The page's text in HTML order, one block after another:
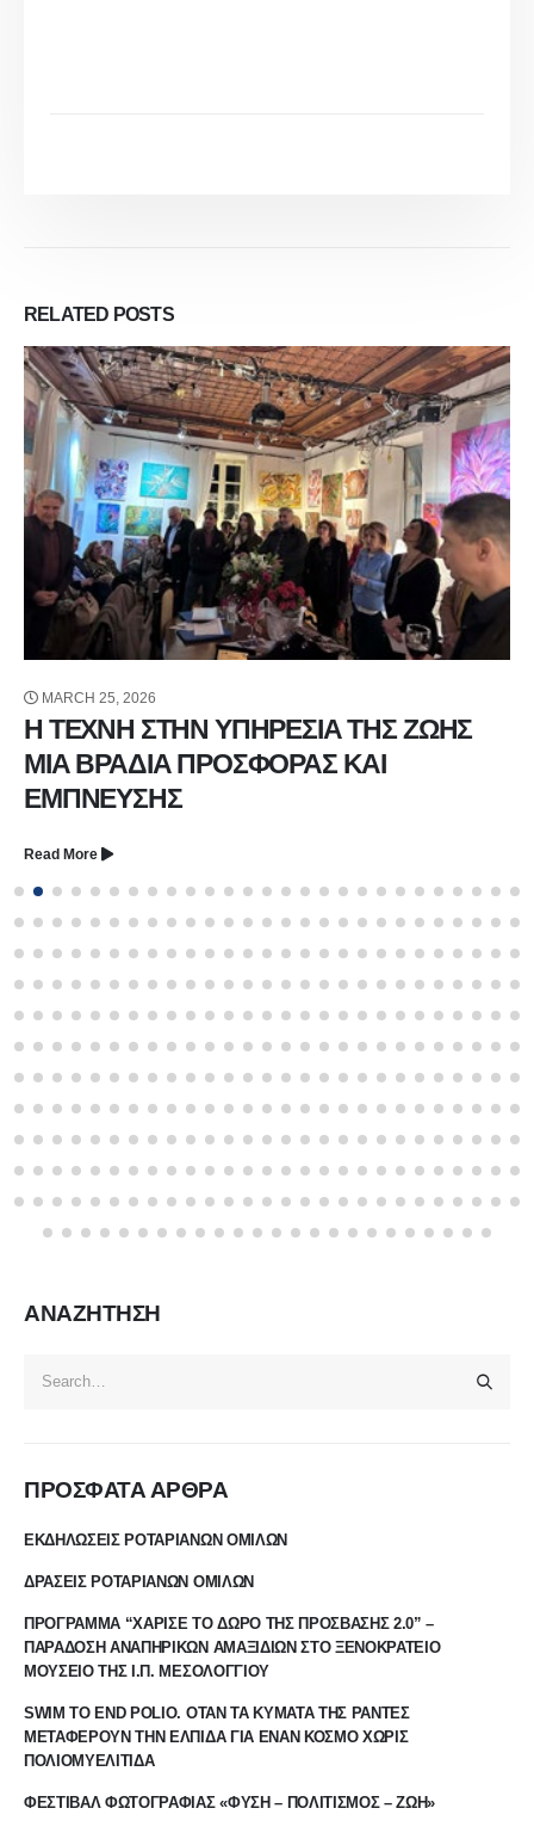
RELATED POSTS
MARCH 25, 2026
Η ΤΕΧΝΗ ΣΤΗΝ ΥΠΗΡΕΣΙΑ ΤΗΣ ΖΩΗΣ
ΜΙΑ ΒΡΑΔΙΑ ΠΡΟΣΦΟΡΑΣ ΚΑΙ
ΕΜΠΝΕΥΣΗΣ
Read More
ΑΝΑΖΗΤΗΣΗ
ΠΡΟΣΦΑΤΑ ΑΡΘΡΑ
ΕΚΔΗΛΩΣΕΙΣ ΡΟΤΑΡΙΑΝΩΝ ΟΜΙΛΩΝ
ΔΡΑΣΕΙΣ ΡΟΤΑΡΙΑΝΩΝ ΟΜΙΛΩΝ
ΠΡΟΓΡΑΜΜΑ “ΧΑΡΙΣΕ ΤΟ ΔΩΡΟ ΤΗΣ ΠΡΟΣΒΑΣΗΣ 2.0” –
ΠΑΡΑΔΟΣΗ ΑΝΑΠΗΡΙΚΩΝ ΑΜΑΞΙΔΙΩΝ ΣΤΟ ΞΕΝΟΚΡΑΤΕΙΟ
ΜΟΥΣΕΙΟ ΤΗΣ Ι.Π. ΜΕΣΟΛΟΓΓΙΟΥ
SWIM TO END POLIO. ΟΤΑΝ ΤΑ ΚΥΜΑΤΑ ΤΗΣ ΡΑΝΤΕΣ
ΜΕΤΑΦΕΡΟΥΝ ΤΗΝ ΕΛΠΙΔΑ ΓΙΑ ΕΝΑΝ ΚΟΣΜΟ ΧΩΡΙΣ
ΠΟΛΙΟΜΥΕΛΙΤΙΔΑ
ΦΕΣΤΙΒΑΛ ΦΩΤΟΓΡΑΦΙΑΣ «ΦΥΣΗ – ΠΟΛΙΤΙΣΜΟΣ – ΖΩΗ»